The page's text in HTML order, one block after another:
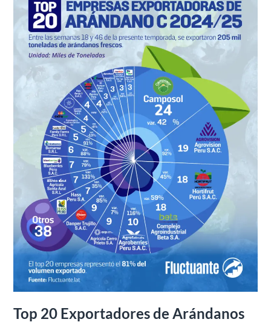
Top 20 Exportadores de Arándanos
20
Exportadores
Arándanos